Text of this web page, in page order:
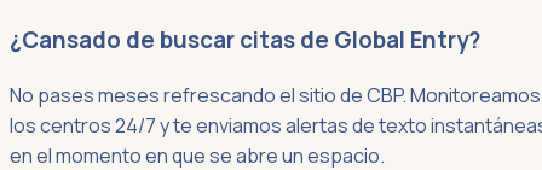
¿Cansado de buscar citas de Global Entry?
No pases meses refrescando el sitio de CBP. Monitoreamos
los centros 24/7 y te enviamos alertas de texto
en el momento en que se abre un espacio.